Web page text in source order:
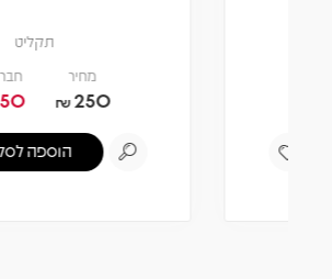
חברים 5% -
237.50
הוספה לסל